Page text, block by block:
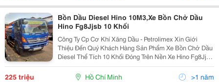
Bồn Dầu Diesel Hino 10M3,Xe Bồn Chở Dầu
Hino Fg8Jjsb 10 Khối
Công Ty Cp Cơ Khí Xăng Dầu - Petrolimex Xin Giới
Thiệu Đến Quý Khách Hàng Sản Phẩm Xe Bồn Chở Dầu
Diesel Thể Tích 10 Khối Đóng Trên Nền Xe Hino Fg8Jjsb
Mới Nhất Của Chúng Tôi. Qua Nhiều Năm Kinh Nghiệm
Sản Xuất Xe Bồn Và Được Sự Tư Vấn Góp Ý Của N
225 triệu Hồ Chí Minh >1 năm